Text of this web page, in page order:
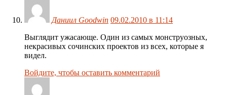
Даниил Goodwin 09.02.2010 в 11:14
Выглядит ужасающе. Один из самых монструозных,
некрасивых сочинских проектов из всех, которые я
видел.
Войдите, чтобы оставить комментарий